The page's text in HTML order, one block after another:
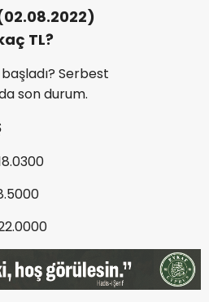
TL?
Serbest
son durum.